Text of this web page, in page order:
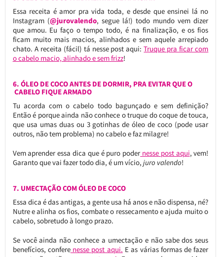
Essa receita é amor pra vida toda, e desde que ensinei lá no
Instagram (@jurovalendo, segue lá!) todo mundo vem dizer
que amou. Eu faço o tempo todo, é na finalização, e os fios
ficam muito mais macios, alinhados e sem aquele arrepiado
chato. A receita (fácil) tá nesse post aqui:Truque pra ficar com
o cabelo macio, alinhado e sem frizz!
6. ÓLEO DE COCO ANTES DE DORMIR, PRA EVITAR QUE O
CABELO FIQUE ARMADO
Tu acorda com o cabelo todo bagunçado e sem definição?
Então é porque ainda não conhece o truque do coque de touca,
que usa umas duas ou 3 gotinhas de óleo de coco (pode usar
outros, não tem problema) no cabelo e faz milagre!
Vem aprender essa dica que é puro poder nesse post aqui, vem!
Garanto que vai fazer todo dia, é um vício, juro valendo!
7. UMECTAÇÃO COM ÓLEO DE COCO
Essa dica é das antigas, a gente usa há anos e não dispensa, né?
Nutre e alinha os fios, combate o ressecamento e ajuda muito o
cabelo, sobretudo à longo prazo.
Se você ainda não conhece a umectação e não sabe dos seus
benefícios, conferenesse post aqui. E as várias formas de fazer